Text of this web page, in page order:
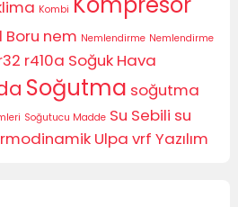
Kombi
Boru nem Nemlendirme Nemlendirme
r410a Soğuk Hava
Soğutma soğutma
Soğutucu Madde Su Sebili su
Ulpa vrf Yazılım